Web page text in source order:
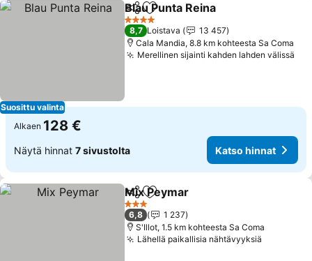
Suosittu valinta
Jaa Lisää suosikkeihin
Blau Punta Reina
4 Tähtiluokitus
8,7 Loistava
13 457
Cala Mandia, 8.8 km kohteesta Sa Coma
Merellinen sijainti kahden lahden välissä
Alkaen 128 €
Näytä hinnat 7 sivustolta Katso hinnat
Jaa Lisää suosikkeihin
Mix Peymar
3 Tähtiluokitus
6,8
1 237
S'Illot, 1.5 km kohteesta Sa Coma
Lähellä paikallisia nähtävyyksiä